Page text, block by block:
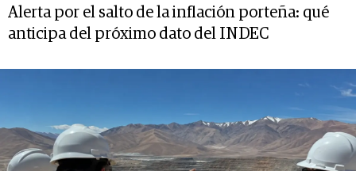
Alerta por el salto de la inflación porteña: qué
anticipa del próximo dato del INDEC